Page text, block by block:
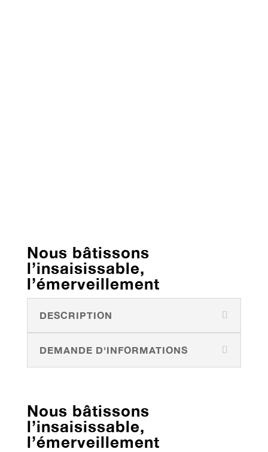
Nous bâtissons
l’insaisissable,
l’émerveillement
DESCRIPTION
DEMANDE D'INFORMATIONS
Nous bâtissons
l’insaisissable,
l’émerveillement